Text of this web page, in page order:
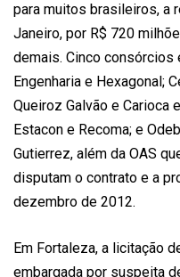
para muitos brasileiros, a
Janeiro, por R$ 720
demais. Cinco consórcios
Engenharia e Hexagonal;
Queiroz Galvão e Carioca
Estacon e Recoma; e
Gutierrez, além da OAS
disputam o contrato e a
dezembro de 2012.
Em Fortaleza, a licitação
embargada por suspeita